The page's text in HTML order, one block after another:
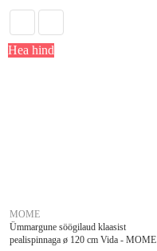
Hea hind
MOME
Ümmargune söögilaud klaasist
pealispinnaga ø 120 cm Vida - MOME